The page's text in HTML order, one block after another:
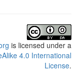
is licensed under a
4.0 International
License.